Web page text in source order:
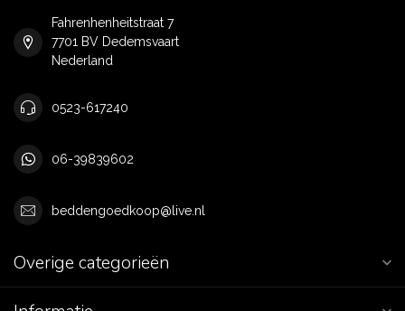
Fahrenhenheitstraat 7
7701 BV Dedemsvaart
Nederland
0523-617240
06-39839602
beddengoedkoop@live.nl
Overige categorieën